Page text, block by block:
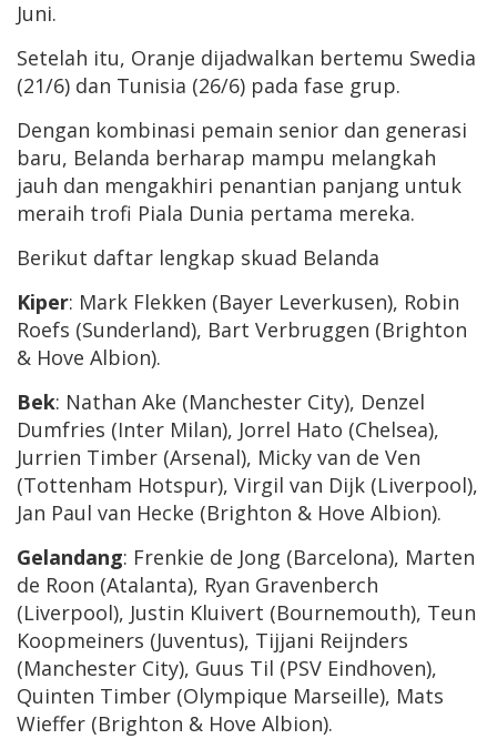
Juni.
Setelah itu, Oranje dijadwalkan bertemu Swedia
(21/6) dan Tunisia (26/6) pada fase grup.
Dengan kombinasi pemain senior dan generasi
baru, Belanda berharap mampu melangkah
jauh dan mengakhiri penantian panjang untuk
meraih trofi Piala Dunia pertama mereka.
Berikut daftar lengkap skuad Belanda
Kiper: Mark Flekken (Bayer Leverkusen), Robin
Roefs (Sunderland), Bart Verbruggen (Brighton
& Hove Albion).
Bek: Nathan Ake (Manchester City), Denzel
Dumfries (Inter Milan), Jorrel Hato (Chelsea),
Jurrien Timber (Arsenal), Micky van de Ven
(Tottenham Hotspur), Virgil van Dijk (Liverpool),
Jan Paul van Hecke (Brighton & Hove Albion).
Gelandang: Frenkie de Jong (Barcelona), Marten
de Roon (Atalanta), Ryan Gravenberch
(Liverpool), Justin Kluivert (Bournemouth), Teun
Koopmeiners (Juventus), Tijjani Reijnders
(Manchester City), Guus Til (PSV Eindhoven),
Quinten Timber (Olympique Marseille), Mats
Wieffer (Brighton & Hove Albion).